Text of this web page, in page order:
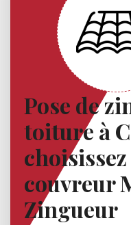
Pose de
toiture à
couvreur
Zingueur